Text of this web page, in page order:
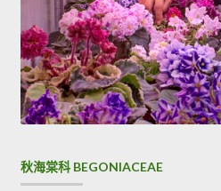
秋海棠科 BEGONIACEAE